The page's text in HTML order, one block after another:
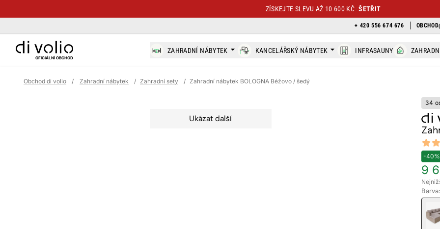
ZÍSKEJTE SLEVU AŽ 10 600 KČ ŠETŘIT
+ 420 556 674 676
di-volio.com
OFICIÁLNÍ OBCHOD
ZAHRADNÍ NÁBYTEK KANCELÁŘSKÝ NÁBYTEK INFRASAUNY
Obchod di volio / Zahradní nábytek / Zahradní sety / Zahradní nábytek BOLOGNA Béžovo / šedý
Ukázat další
34
4.75
-40%
9